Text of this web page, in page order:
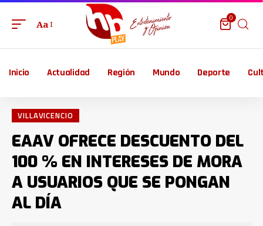
Aa
0
Inicio Actualidad Región Mundo Deporte
VILLAVICENCIO
EAAV OFRECE DESCUENTO DEL
100 % EN INTERESES DE MORA
A USUARIOS QUE SE PONGAN
AL DÍA